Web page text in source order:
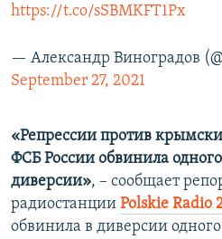
https://t.co/sSBMKFT1Px
— Александр Виноградов
September 27, 2021
«Репрессии против
ФСБ России обвинила
диверсии», – сообщает
радиостанции Polskie Radio
обвинила в диверсии